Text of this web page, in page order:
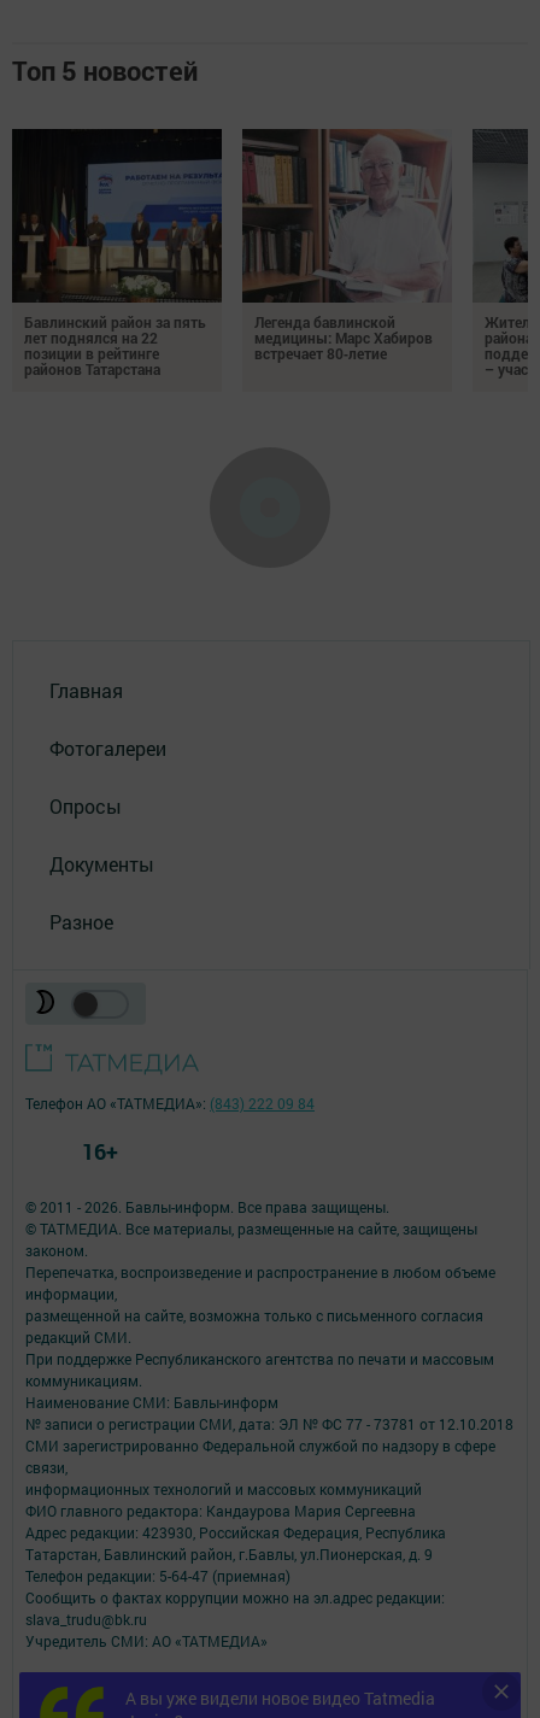
Топ 5 новостей
Бавлинский район за пять
лет поднялся на 22
позиции в рейтинге
районов Татарстана
Легенда бавлинской
медицины: Марс Хабиров
встречает 80‑летие
Жители
–
Главная
Фотогалереи
Опросы
Документы
Разное
А вы уже видели новое видео Tatmedia
© 2011 - 2026. Бавлы-информ. Все права защищены.
© ТАТМЕДИА. Все материалы, размещенные на сайте, защищены
законом.
Перепечатка, воспроизведение и распространение в любом объеме
информации,
размещенной на сайте, возможна только с письменного согласия
редакций СМИ.
При поддержке Республиканского агентства по печати и массовым
коммуникациям.
Наименование СМИ: Бавлы-информ
№ записи о регистрации СМИ, дата: ЭЛ № ФС 77 - 73781 от 12.10.2018
СМИ зарегистрированно Федеральной службой по надзору в сфере
связи,
информационных технологий и массовых коммуникаций
ФИО главного редактора: Кандаурова Мария Сергеевна
Адрес редакции: 423930, Российская Федерация, Республика
Татарстан, Бавлинский район, г.Бавлы, ул.Пионерская, д. 9
Телефон редакции: 5-64-47 (приемная)
Сообщить о фактах коррупции можно на эл.адрес редакции:
slava_trudu@bk.ru
Учредитель СМИ: АО «ТАТМЕДИА»
Антикоррупционная политика
АО «ТАТМЕДИА» использует «cookie»для персонализации сервисов и
Телефон АО «ТАТМЕДИА»: (843) 222 09 84
16+